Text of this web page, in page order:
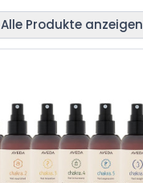
Alle Produkte anzeigen